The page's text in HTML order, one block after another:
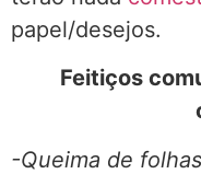
papel/desejos.
Feitiços
-Queima de